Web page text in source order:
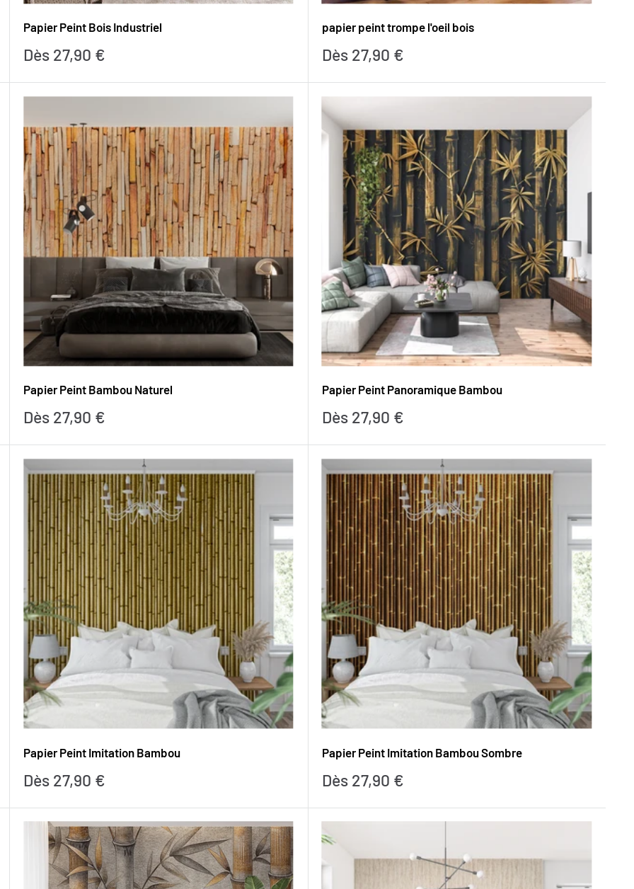
Papier Peint Bois Industriel
Prix
Dès 27,90 €
papier peint trompe l'oeil bois
Prix
Dès 27,90 €
Papier Peint Bambou Naturel
Prix
Dès 27,90 €
Papier Peint Panoramique Bambou
Prix
Dès 27,90 €
Papier Peint Imitation Bambou
Prix
Dès 27,90 €
Papier Peint Imitation Bambou Sombre
Prix
Dès 27,90 €